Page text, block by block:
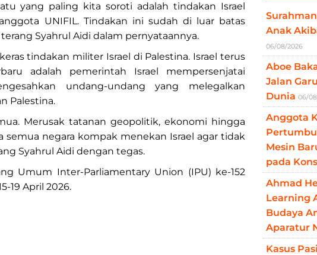
yang paling kita soroti adalah tindakan Israel
UNIFIL. Tindakan ini sudah di luar batas
Syahrul Aidi dalam pernyataannya.
tindakan militer Israel di Palestina. Israel terus
adalah pemerintah Israel mempersenjatai
undang-undang yang melegalkan
Palestina.
Merusak tatanan geopolitik, ekonomi hingga
negara kompak menekan Israel agar tidak
Syahrul Aidi dengan tegas.
Umum Inter-Parliamentary Union (IPU) ke-152
19 April 2026.
Anak
06/08/2026
Aboe
Jalan
Dunia 06/
Anggota
Mesin
pada
Ahmad
Learning
Budaya
Aparatur
Kasus